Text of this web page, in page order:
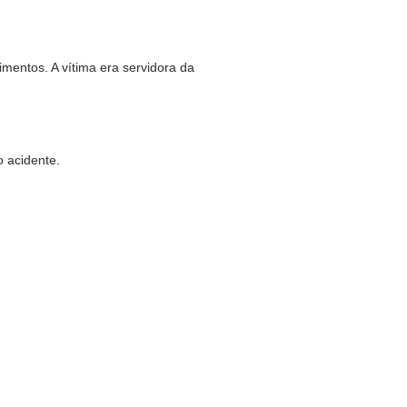
A vítima era servidora da
acidente.